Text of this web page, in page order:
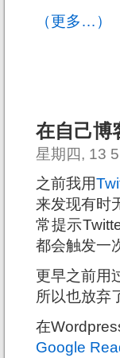
（更多…）
在自己博
星期四, 13
之前我用
来发现有时
常提示
都会触发一
更早之前用
所以也放弃
在
Google